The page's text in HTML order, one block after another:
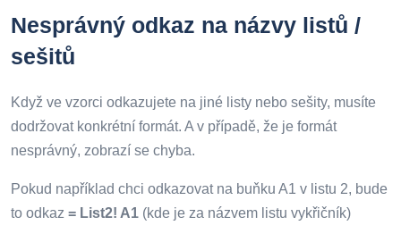
Nesprávný odkaz na názvy listů /
sešitů
Když ve vzorci odkazujete na jiné listy nebo sešity, musíte
dodržovat konkrétní formát. A v případě, že je formát
nesprávný, zobrazí se chyba.
Pokud například chci odkazovat na buňku A1 v listu 2, bude
to odkaz = List2! A1 (kde je za názvem listu vykřičník)